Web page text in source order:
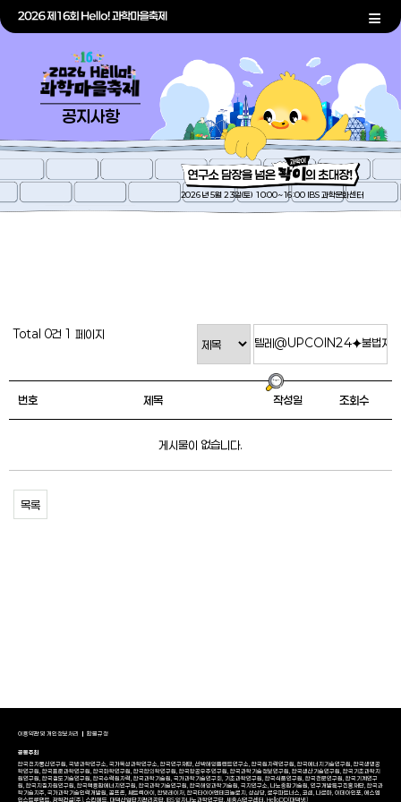
공지사항
2026년 5월 23일(토) 10:00~16:00 IBS 과학문화센터
Total 0건 1 페이지
번호 제목 작성일 조회수
게시물이 없습니다.
목록
이용약관 및 개인정보처리 환불규정
공동주최
한국전자통신연구원, 국방과학연구소, 국가독성과학연구소, 한국연구재단, 선박해양플랜트연구소, 한국원자력연구원, 한국에너지기술연구원, 한국생명공
학연구원, 한국표준과학연구원, 한국화학연구원, 한국한의학연구원, 한국항공우주연구원, 한국과학기술정보연구원, 한국생산기술연구원, 한국기초과학지
원연구원, 한국철도기술연구원, 한국수력원자력, 한국과학기술원, 국가과학기술연구회, 기초과학연구원, 한국식품연구원, 한국천문연구원, 한국기계연구
원, 한국지질자원연구원, 한국핵융합에너지연구원, 한국과학기술연구원, 한국해양과학기술원, 극지연구소, 나노종합기술원, 연구개발특구진흥재단, 한국과
학기술지주, 국가과학기술인력개발원, 골프존, 쎄트렉아이, 한빛레이저, 한국타이어앤테크놀로지, 성심당, 로우파트너스, 코셈, 나르마, 이데아인포, 에스엠
인스트루먼트, 광혁건설(주), 스킨메드, 대덕산업단지관리공단, IBS 양자나노과학연구단, 세종AI연구센터, HelloDD(대덕넷)